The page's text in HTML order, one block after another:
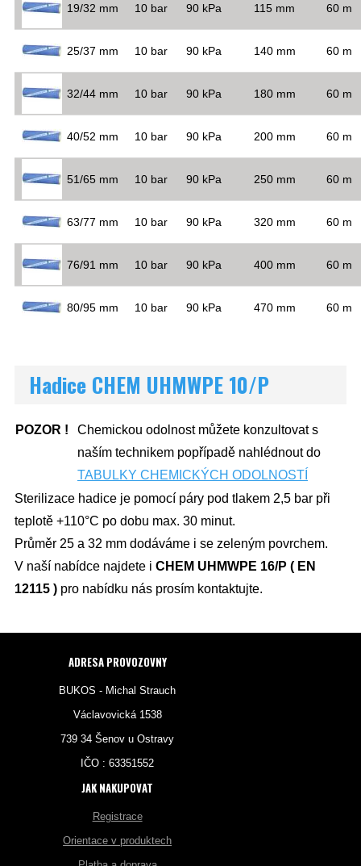
19/32 mm 10 bar 90 kPa 115 mm 60 m
25/37 mm 10 bar 90 kPa 140 mm 60 m
32/44 mm 10 bar 90 kPa 180 mm 60 m
40/52 mm 10 bar 90 kPa 200 mm 60 m
51/65 mm 10 bar 90 kPa 250 mm 60 m
63/77 mm 10 bar 90 kPa 320 mm 60 m
76/91 mm 10 bar 90 kPa 400 mm 60 m
80/95 mm 10 bar 90 kPa 470 mm 60 m
Hadice CHEM UHMWPE 10/P
POZOR !
Chemickou odolnost můžete konzultovat s
naším technikem popřípadě nahlédnout do
TABULKY CHEMICKÝCH ODOLNOSTÍ
Sterilizace hadice je pomocí páry pod tlakem 2,5 bar při
teplotě +110°C po dobu max. 30 minut.
Průměr 25 a 32 mm dodáváme i se zeleným povrchem.
V naší nabídce najdete i CHEM UHMWPE 16/P ( EN
12115 ) pro nabídku nás prosím kontaktujte.
ADRESA PROVOZOVNY
BUKOS - Michal Strauch
Václavovická 1538
739 34 Šenov u Ostravy
IČO : 63351552
JAK NAKUPOVAT
Registrace
Orientace v produktech